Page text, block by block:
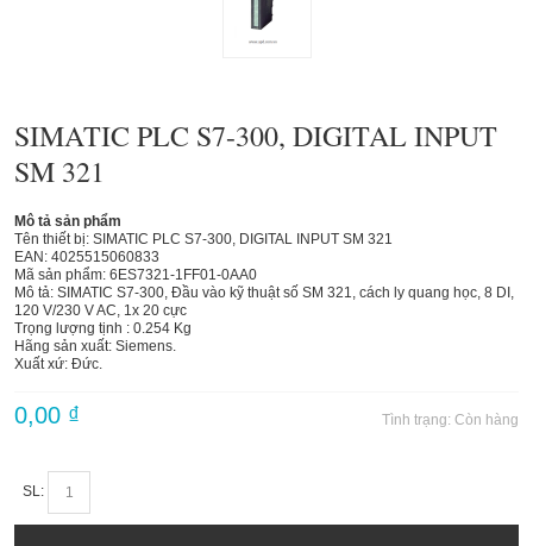
SIMATIC PLC S7-300, DIGITAL INPUT
SM 321
Mô tả sản phẩm
Tên thiết bị: SIMATIC PLC S7-300, DIGITAL INPUT SM 321
EAN: 4025515060833
Mã sản phẩm: 6ES7321-1FF01-0AA0
Mô tả: SIMATIC S7-300, Đầu vào kỹ thuật số SM 321, cách ly quang học, 8 DI,
120 V/230 V AC, 1x 20 cực
Trọng lượng tịnh : 0.254 Kg
Hãng sản xuất: Siemens.
Xuất xứ: Đức.
Tình trạng: Còn hàng
0,00 ₫
SL: